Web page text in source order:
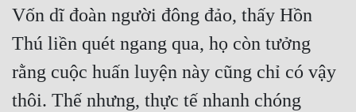
Dị Năng
Gia Đấu
Góc Nhìn Nam
Góc Nhìn Nữ
Vốn dĩ đoàn người đông đảo, thấy Hồn
Thú liền quét ngang qua, họ còn tưởng
rằng cuộc huấn luyện này cũng chỉ có vậy
thôi. Thế nhưng, thực tế nhanh chóng